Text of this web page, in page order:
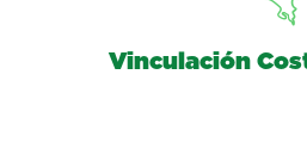
Vinculación